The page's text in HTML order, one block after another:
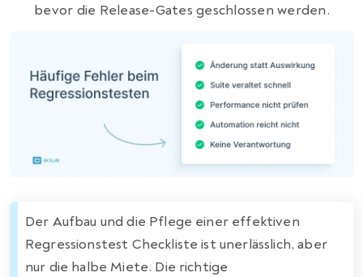
bevor die Release-Gates geschlossen werden.
Der Aufbau und die Pflege einer effektiven
Regressionstest Checkliste ist unerlässlich, aber
nur die halbe Miete. Die richtige